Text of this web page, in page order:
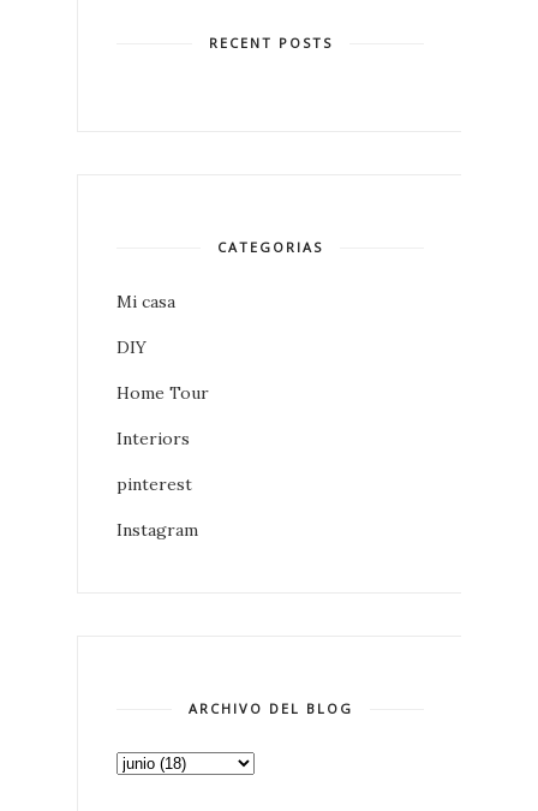
RECENT POSTS
CATEGORIAS
Mi casa
DIY
Home Tour
Interiors
pinterest
Instagram
ARCHIVO DEL BLOG